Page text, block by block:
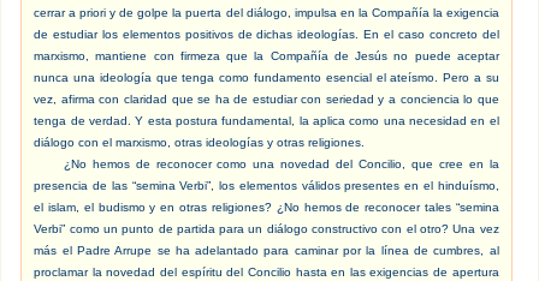
cerrar a priori y de golpe la puerta del diálogo, impulsa en la Compañía la exigencia
de estudiar los elementos positivos de dichas ideologías. En el caso concreto del
marxismo, mantiene con firmeza que la Compañía de Jesús no puede aceptar
nunca una ideología que tenga como fundamento esencial el ateísmo. Pero a su
vez, afirma con claridad que se ha de estudiar con seriedad y a conciencia lo que
tenga de verdad. Y esta postura fundamental, la aplica como una necesidad en el
diálogo con el marxismo, otras ideologías y otras religiones.
¿No hemos de reconocer como una novedad del Concilio, que cree en la
presencia de las “semina Verbi”, los elementos válidos presentes en el hinduísmo,
el islam, el budismo y en otras religiones? ¿No hemos de reconocer tales “semina
Verbi” como un punto de partida para un diálogo constructivo con el otro? Una vez
más el Padre Arrupe se ha adelantado para caminar por la línea de cumbres, al
proclamar la novedad del espíritu del Concilio hasta en las exigencias de apertura